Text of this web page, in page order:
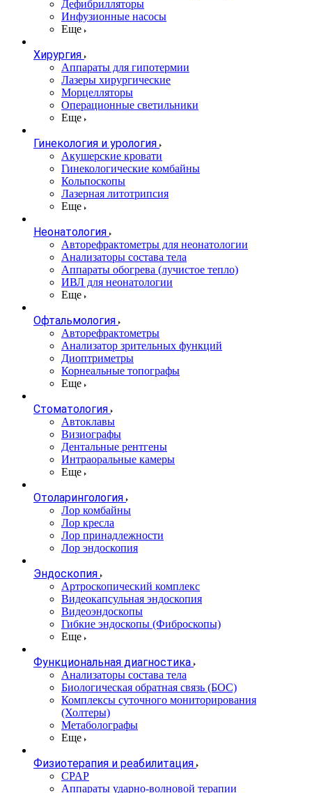
Дефибрилляторы
Инфузионные насосы
Еще
Хирургия
Аппараты для гипотермии
Лазеры хирургические
Морцелляторы
Операционные светильники
Еще
Гинекология и урология
Акушерские кровати
Гинекологические комбайны
Кольпоскопы
Лазерная литотрипсия
Еще
Неонатология
Авторефрактометры для неонатологии
Анализаторы состава тела
Аппараты обогрева (лучистое тепло)
ИВЛ для неонатологии
Еще
Офтальмология
Авторефрактометры
Анализатор зрительных функций
Диоптриметры
Корнеальные топографы
Еще
Стоматология
Автоклавы
Визиографы
Дентальные рентгены
Интраоральные камеры
Еще
Отоларингология
Лор комбайны
Лор кресла
Лор принадлежности
Лор эндоскопия
Эндоскопия
Артроскопический комплекс
Видеокапсульная эндоскопия
Видеоэндоскопы
Гибкие эндоскопы (Фиброcкопы)
Еще
Функциональная диагностика
Анализаторы состава тела
Биологическая обратная связь (БОС)
Комплексы суточного мониторирования
(Холтеры)
Метаболографы
Еще
Физиотерапия и реабилитация
CPAP
Аппараты ударно-волновой терапии